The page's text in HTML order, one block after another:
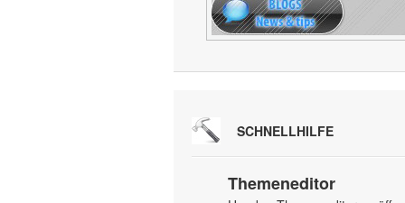
SCHNELLHILFE
Themeneditor